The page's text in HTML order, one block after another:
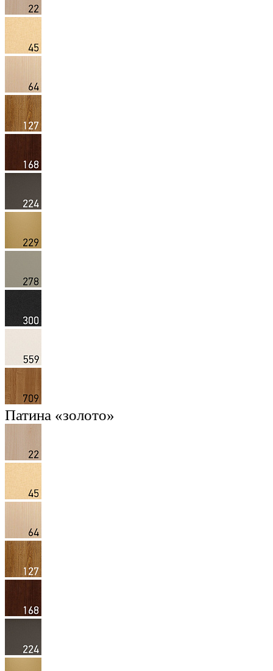
Патина «золото»